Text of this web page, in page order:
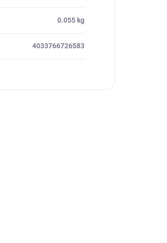
0.055 kg
4033766726583